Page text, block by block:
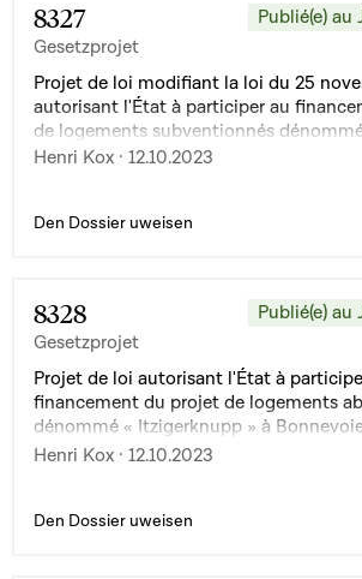
8327
Gesetzprojet
Publié(e)
Projet de loi modifiant la loi du 25
autorisant l'État à participer au
de logements subventionnés
Henri Kox · 12.10.2023
Den Dossier uweisen
8328
Gesetzprojet
Publié(e)
Projet de loi autorisant l'État à
financement du projet de logements
dénommé « Itzigerknupp » à
Luxembourg
Henri Kox · 12.10.2023
Den Dossier uweisen